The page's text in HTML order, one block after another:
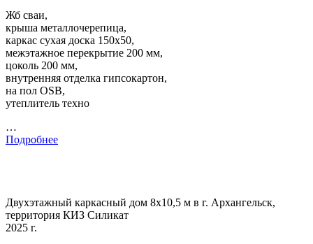
Жб сваи,
крыша металлочерепица,
каркас сухая доска 150х50,
межэтажное перекрытие 200 мм,
цоколь 200 мм,
внутренняя отделка гипсокартон,
на пол OSB,
утеплитель техно
…
Подробнее
Двухэтажный каркасный дом 8х10,5 м в г. Архангельск,
территория КИЗ Силикат
2025 г.